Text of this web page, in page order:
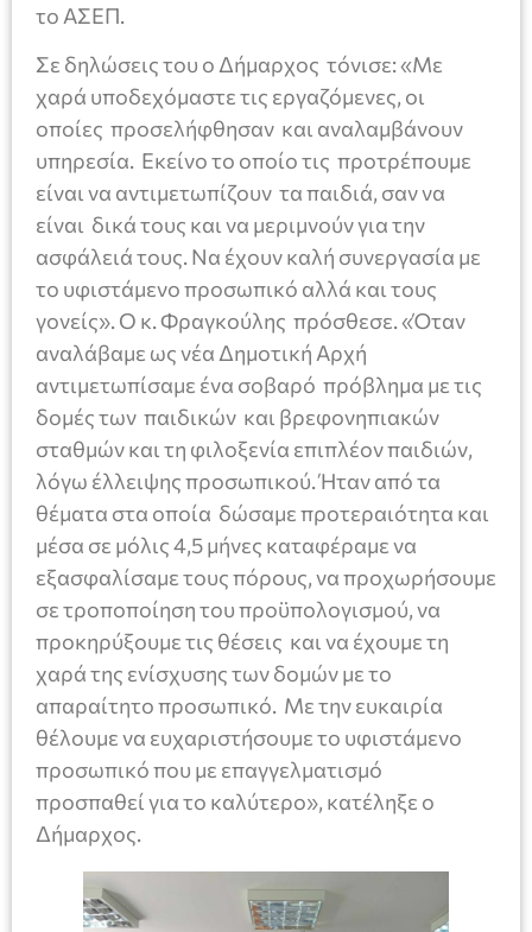
το ΑΣΕΠ.
Σε δηλώσεις του ο Δήμαρχος τόνισε: «Με
χαρά υποδεχόμαστε τις εργαζόμενες, οι
οποίες προσελήφθησαν και αναλαμβάνουν
υπηρεσία. Εκείνο το οποίο τις προτρέπουμε
είναι να αντιμετωπίζουν τα παιδιά, σαν να
είναι δικά τους και να μεριμνούν για την
ασφάλειά τους. Να έχουν καλή συνεργασία με
το υφιστάμενο προσωπικό αλλά και τους
γονείς». Ο κ. Φραγκούλης πρόσθεσε. «Όταν
αναλάβαμε ως νέα Δημοτική Αρχή
αντιμετωπίσαμε ένα σοβαρό πρόβλημα με τις
δομές των παιδικών και βρεφονηπιακών
σταθμών και τη φιλοξενία επιπλέον παιδιών,
λόγω έλλειψης προσωπικού. Ήταν από τα
θέματα στα οποία δώσαμε προτεραιότητα και
μέσα σε μόλις 4,5 μήνες καταφέραμε να
εξασφαλίσαμε τους πόρους, να προχωρήσουμε
σε τροποποίηση του προϋπολογισμού, να
προκηρύξουμε τις θέσεις και να έχουμε τη
χαρά της ενίσχυσης των δομών με το
απαραίτητο προσωπικό. Με την ευκαιρία
θέλουμε να ευχαριστήσουμε το υφιστάμενο
προσωπικό που με επαγγελματισμό
προσπαθεί για το καλύτερο», κατέληξε ο
Δήμαρχος.